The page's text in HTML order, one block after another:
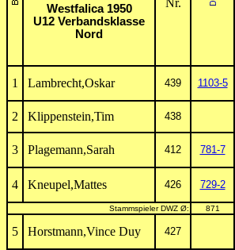
Westfalica 1950
U12 Verbandsklasse
Nord
Nr.
1 Lambrecht,Oskar 439 1103-5
2 Klippenstein,Tim 438
3 Plagemann,Sarah 412 781-7
4 Kneupel,Mattes 426 729-2
Stammspieler DWZ Ø:
871
5 Horstmann,Vince Duy 427